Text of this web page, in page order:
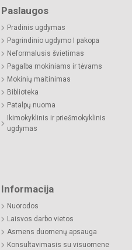
Paslaugos
Pradinis ugdymas
Pagrindinio ugdymo I pakopa
Neformalusis švietimas
Pagalba mokiniams ir tėvams
Mokinių maitinimas
Biblioteka
Patalpų nuoma
Ikimokyklinis ir priešmokyklinis
ugdymas
Informacija
Nuorodos
Laisvos darbo vietos
Asmens duomenų apsauga
Konsultavimasis su visuomene